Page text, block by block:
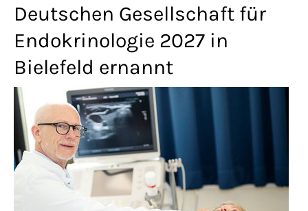
We offer support for our customers
Mon - Fri 8:00am - 5:00pm (GMT +1)
Get in touch
Cybersteel Inc.
376-293 City Road, Suite 600
San Francisco, CA 94102
Deutschen Gesellschaft für
Endokrinologie 2027 in
Bielefeld ernannt